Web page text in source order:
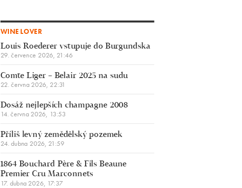
WINE LOVER
Louis Roederer vstupuje do Burgundska
29. července 2026, 21:46
Comte Liger – Belair 2025 na sudu
22. června 2026, 22:31
Dosáž nejlepších champagne 2008
14. června 2026, 13:53
Příliš levný zemědělský pozemek
24. dubna 2026, 21:59
1864 Bouchard Père & Fils Beaune
Premier Cru Marconnets
17. dubna 2026, 17:37